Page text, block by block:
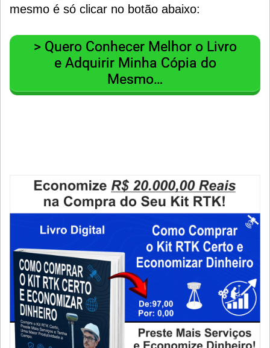
mesmo é só clicar no botão abaixo:
> Quero Conhecer Melhor o Livro
e Adquirir Minha Cópia do
Mesmo…